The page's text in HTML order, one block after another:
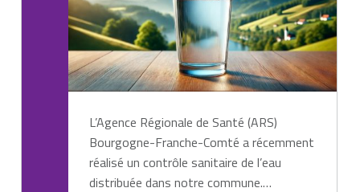
L’Agence Régionale de Santé (ARS)
Bourgogne-Franche-Comté a récemment
réalisé un contrôle sanitaire de l’eau
distribuée dans notre commune.…